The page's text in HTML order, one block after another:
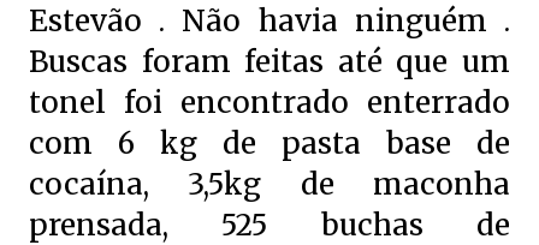
Estevão . Não havia ninguém .
Buscas foram feitas até que um
tonel foi encontrado enterrado
com 6 kg de pasta base de
cocaína, 3,5kg de maconha
prensada, 525 buchas de